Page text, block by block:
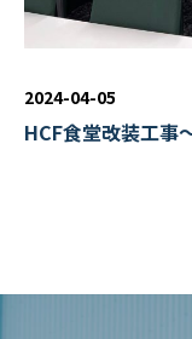
2024-04-05
HCF食堂改装工事